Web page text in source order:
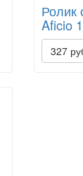
Ролик
Aficio
327